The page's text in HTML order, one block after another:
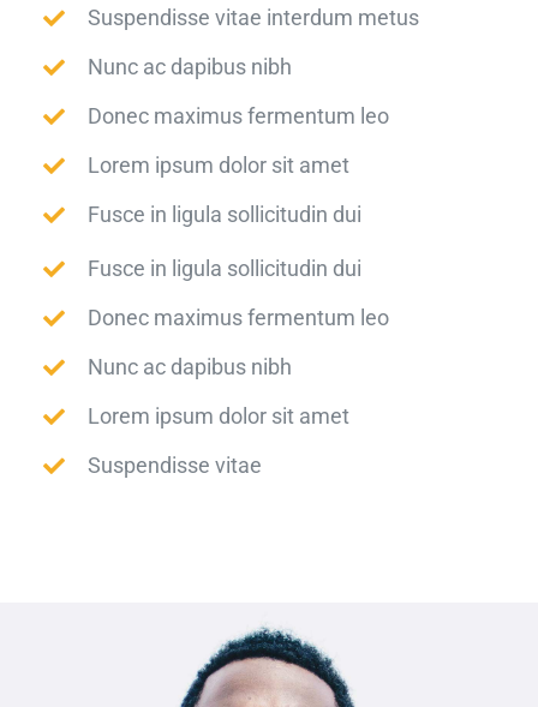
Suspendisse vitae interdum metus
Nunc ac dapibus nibh
Donec maximus fermentum leo
Lorem ipsum dolor sit amet
Fusce in ligula sollicitudin dui
Fusce in ligula sollicitudin dui
Donec maximus fermentum leo
Nunc ac dapibus nibh
Lorem ipsum dolor sit amet
Suspendisse vitae